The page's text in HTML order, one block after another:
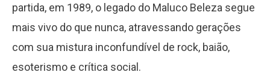
partida, em 1989, o legado do Maluco Beleza segue
mais vivo do que nunca, atravessando gerações
com sua mistura inconfundível de rock, baião,
esoterismo e crítica social.